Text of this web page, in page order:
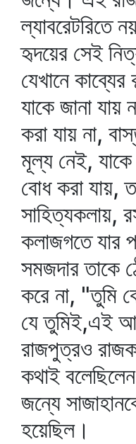
ল্যাবরেটরিতে
হৃদয়ের সেই
যেখানে
যাকে জানা যায়
করা যায় না,
মূল্য নেই,
বোধ করা যায়,
সাহিত্যকলায়,
কলাজগতে যার
সমজদার তাকে
করে না, "তুমি
যে তুমিই,এই
রাজপুত্রও
কথাই
জন্যে
হয়েছিল।